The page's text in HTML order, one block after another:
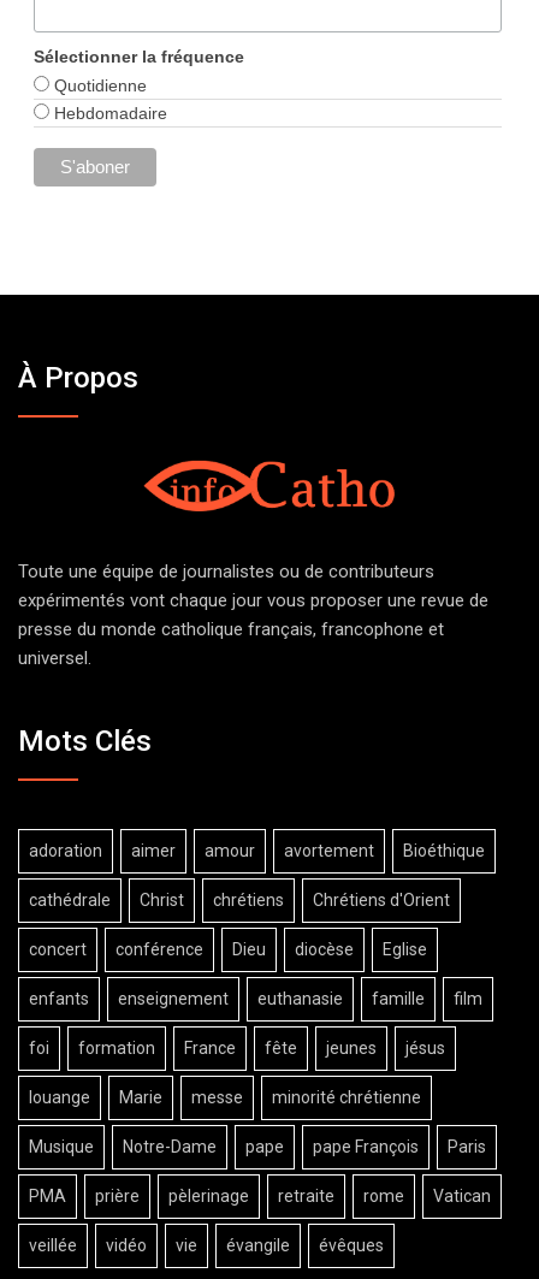
Sélectionner la fréquence
Quotidienne
Hebdomadaire
À Propos
Toute une équipe de journalistes ou de contributeurs
expérimentés vont chaque jour vous proposer une revue de
presse du monde catholique français, francophone et
universel.
Mots Clés
adoration aimer amour avortement Bioéthique
cathédrale Christ chrétiens Chrétiens d'Orient
concert conférence Dieu diocèse Eglise
enfants enseignement euthanasie famille film
foi formation France fête jeunes jésus
louange Marie messe minorité chrétienne
Musique Notre-Dame pape pape François Paris
PMA prière pèlerinage retraite rome Vatican
veillée vidéo vie évangile évêques